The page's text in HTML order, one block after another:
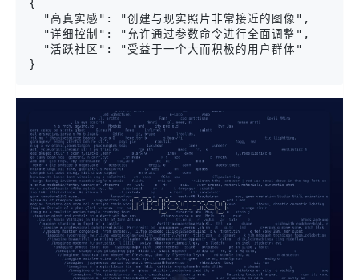
{
  "高真实感": "创建与现实照片非常接近的图像",
  "详细控制": "允许通过参数命令进行全面调整",
  "活跃社区": "受益于一个大而积极的用户群体"
}